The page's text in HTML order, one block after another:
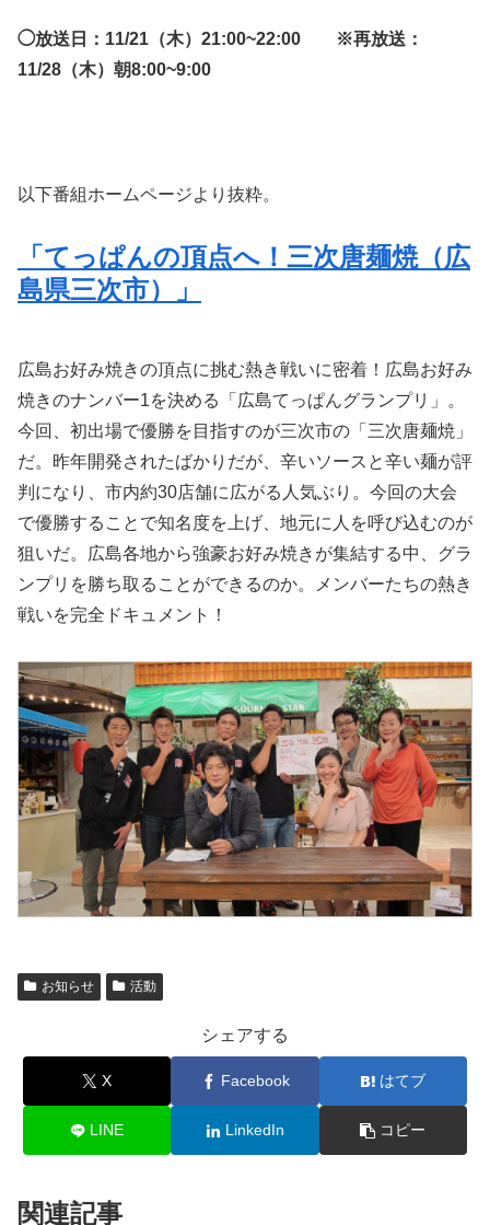
◯放送日：11/21（木）21:00~22:00 ※再放送：
11/28（木）朝8:00~9:00
以下番組ホームページより抜粋。
「てっぱんの頂点へ！三次唐麺焼（広
島県三次市）」
広島お好み焼きの頂点に挑む熱き戦いに密着！広島お好み
焼きのナンバー1を決める「広島てっぱんグランプリ」。
今回、初出場で優勝を目指すのが三次市の「三次唐麺焼」
だ。昨年開発されたばかりだが、辛いソースと辛い麺が評
判になり、市内約30店舗に広がる人気ぶり。今回の大会
で優勝することで知名度を上げ、地元に人を呼び込むのが
狙いだ。広島各地から強豪お好み焼きが集結する中、グラ
ンプリを勝ち取ることができるのか。メンバーたちの熱き
戦いを完全ドキュメント！
お知らせ 活動
シェアする
X Facebook はてブ
LINE LinkedIn コピー
関連記事